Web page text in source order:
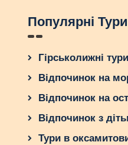
Популярні Тури
Гірськолижні тури
Відпочинок на
Відпочинок на
Відпочинок з
Тури в